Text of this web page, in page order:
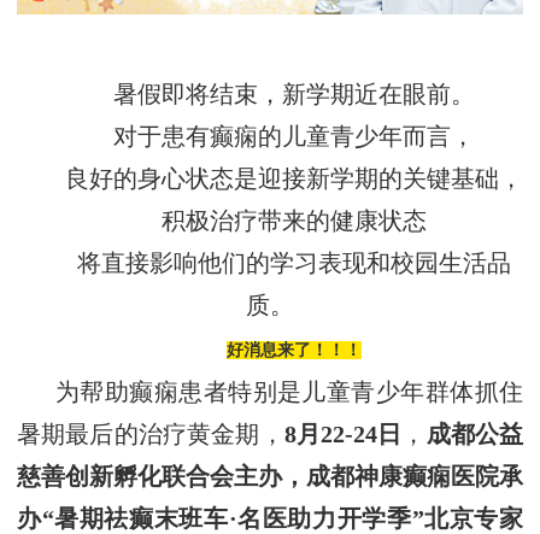
暑假即将结束，新学期近在眼前。
对于患有癫痫的儿童青少年而言，
良好的身心状态是迎接新学期的关键基础，
积极治疗带来的健康状态
将直接影响他们的学习表现和校园生活品
质。
好消息来了！！！
为帮助癫痫患者特别是儿童青少年群体抓住
暑期最后的治疗黄金期， 8月22-24 日 ， 成都公益
慈善创新孵化联合会主办， 成都神康癫痫医院承
办“暑期祛癫末班车·名医助力开学季”北京专家